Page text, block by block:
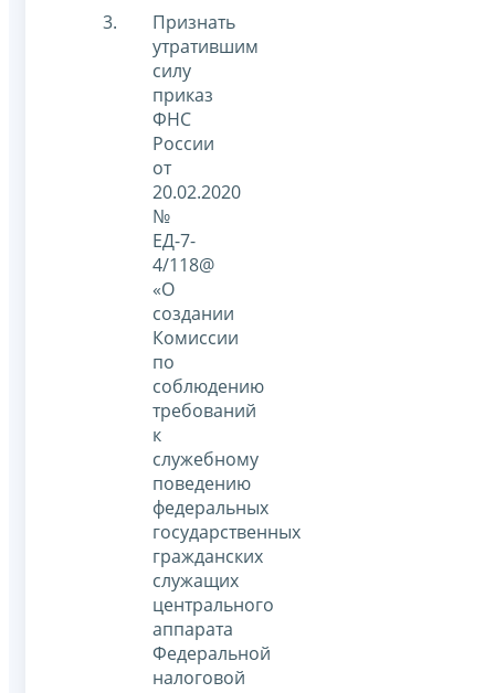
Признать
утратившим
силу
приказ
ФНС
России
от
20.02.2020
№
ЕД-7-
4/118@
«О
создании
Комиссии
по
соблюдению
требований
к
служебному
поведению
федеральных
государственных
гражданских
служащих
центрального
аппарата
Федеральной
налоговой